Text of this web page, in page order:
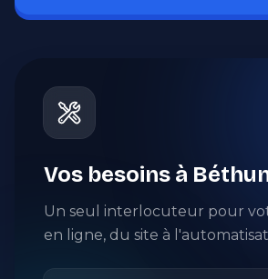
Vos besoins à
Un seul interlocuteur pour
en ligne, du site à